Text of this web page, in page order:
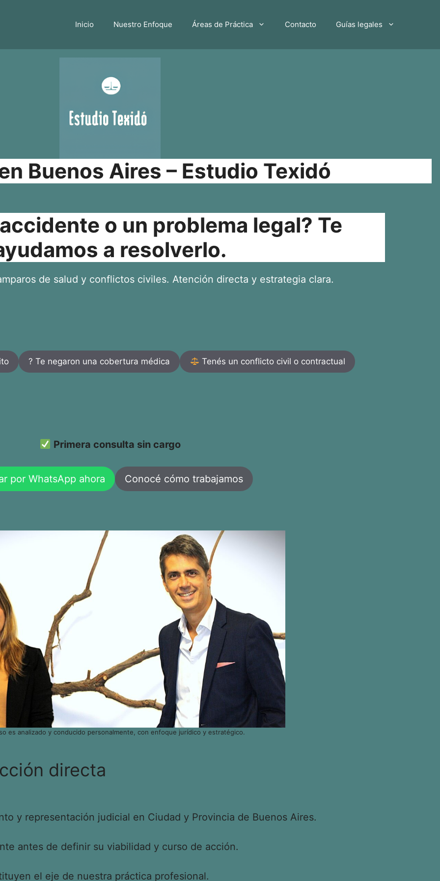
Inicio Nuestro Enfoque Áreas de Práctica Contacto Guías legales
Buenos Aires – Estudio Texidó
o un problema legal? Te
a resolverlo.
de salud y conflictos civiles. Atención directa y estrategia clara.
? Te negaron una cobertura médica Tenés un conflicto civil o contractual
Primera consulta sin cargo
por WhatsApp ahora Conocé cómo trabajamos
es analizado y conducido personalmente, con enfoque jurídico y estratégico.
directa
y representación judicial en Ciudad y Provincia de Buenos Aires.
antes de definir su viabilidad y curso de acción.
el eje de nuestra práctica profesional.